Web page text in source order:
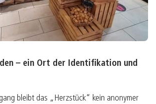
– ein Ort der Identifikation und
bleibt das „Herzstück“ kein anonymer